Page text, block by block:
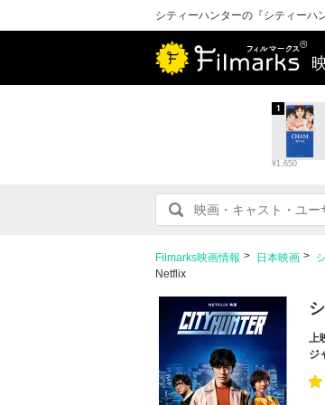
シティーハンターの『シティーハ
¥1,650
1
Filmarks映画情報 日本映画
Netflix
上
ジ